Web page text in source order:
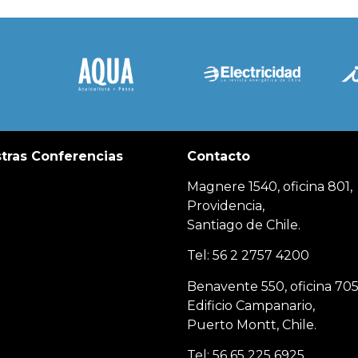
Conferencias Contacto
Magnere 1540, oficina 801,
Providencia,
Santiago de Chile.
Tel: 56 2 2757 4200
Benavente 550, oficina
Edificio Campanario,
Puerto Montt, Chile.